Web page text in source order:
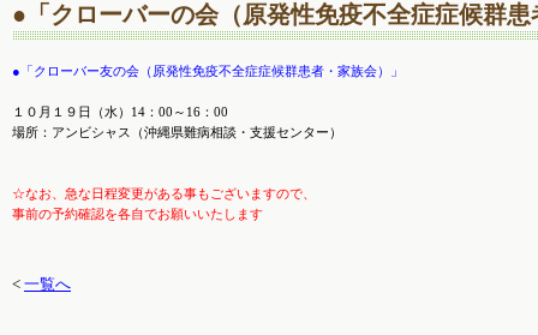
●「クローバーの会（原発性免疫不全症症候群
●「クローバー友の会（原発性免疫不全症症候群患者・家族会）」
１０ 月１９日（水）14：00～16：00
場所：アンビシャス（沖縄県難病相談・支援センター）
☆なお、急な日程変更がある事もございますので、
事前の予約確認を各自でお願いいたします
< 一覧へ